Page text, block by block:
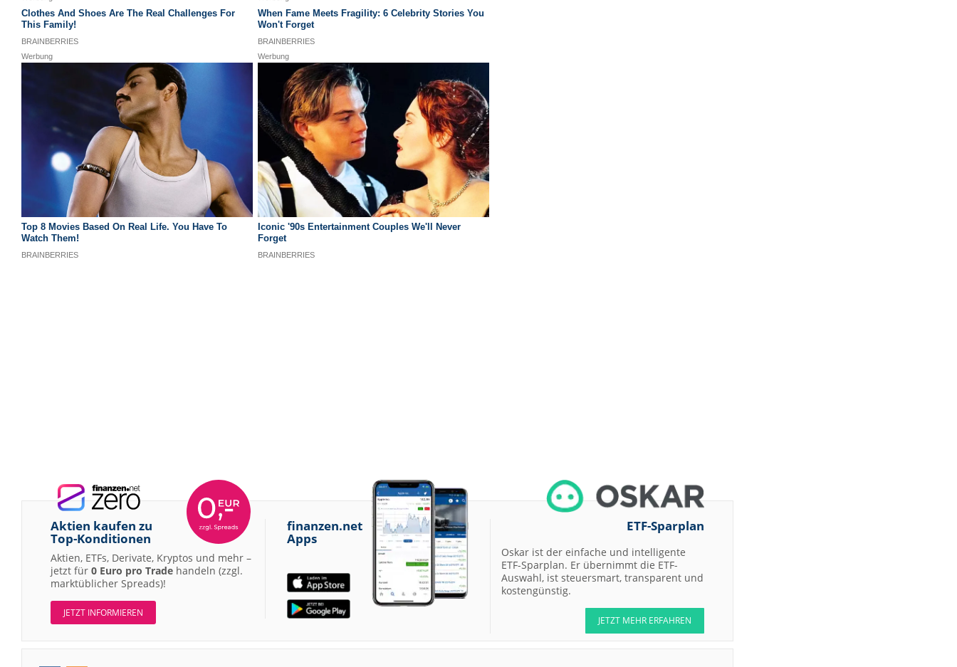
Aktien kaufen zu
Top-Konditionen
Aktien, ETFs, Derivate, Kryptos und mehr –
jetzt für 0 Euro pro Trade handeln (zzgl.
marktüblicher Spreads)!
JETZT INFORMIEREN
finanzen.net
Apps
ETF-Sparplan
Oskar ist der einfache und intelligente
ETF-Sparplan. Er übernimmt die ETF-
Auswahl, ist steuersmart, transparent und
kostengünstig.
JETZT MEHR ERFAHREN